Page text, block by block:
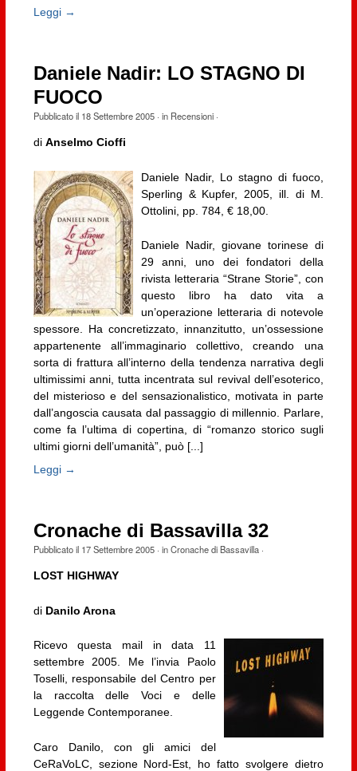
Leggi →
Daniele Nadir: LO STAGNO DI
FUOCO
Pubblicato il 18 Settembre 2005· in Recensioni·
di Anselmo Cioffi
Daniele Nadir, Lo stagno di fuoco,
Sperling & Kupfer, 2005, ill. di M.
Ottolini, pp. 784, € 18,00.
Daniele Nadir, giovane torinese di
29 anni, uno dei fondatori della
rivista letteraria “Strane Storie”, con
questo libro ha dato vita a
un’operazione letteraria di notevole
spessore. Ha concretizzato, innanzitutto, un’ossessione
appartenente all’immaginario collettivo, creando una
sorta di frattura all’interno della tendenza narrativa degli
ultimissimi anni, tutta incentrata sul revival dell’esoterico,
del misterioso e del sensazionalistico, motivata in parte
dall’angoscia causata dal passaggio di millennio. Parlare,
come fa l’ultima di copertina, di “romanzo storico sugli
ultimi giorni dell’umanità”, può [...]
Leggi →
Cronache di Bassavilla 32
Pubblicato il 17 Settembre 2005· inCronache di Bassavilla·
LOST HIGHWAY
di Danilo Arona
Ricevo questa mail in data 11
settembre 2005. Me l’invia Paolo
Toselli, responsabile del Centro per
la raccolta delle Voci e delle
Leggende Contemporanee.
Caro Danilo, con gli amici del
CeRaVoLC, sezione Nord-Est, ho fatto svolgere dietro